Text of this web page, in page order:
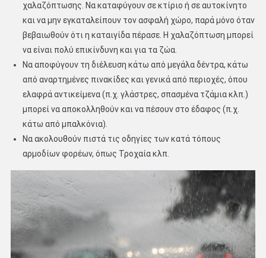
χαλαζόπτωσης. Να καταφύγουν σε κτίριο ή σε αυτοκίνητο
και να μην εγκαταλείπουν τον ασφαλή χώρο, παρά μόνο όταν
βεβαιωθούν ότι η καταιγίδα πέρασε. Η χαλαζόπτωση μπορεί
να είναι πολύ επικίνδυνη και για τα ζώα.
Να αποφύγουν τη διέλευση κάτω από μεγάλα δέντρα, κάτω
από αναρτημένες πινακίδες και γενικά από περιοχές, όπου
ελαφρά αντικείμενα (π.χ. γλάστρες, σπασμένα τζάμια κλπ.)
μπορεί να αποκολληθούν και να πέσουν στο έδαφος (π.χ.
κάτω από μπαλκόνια).
Να ακολουθούν πιστά τις οδηγίες των κατά τόπους
αρμοδίων φορέων, όπως Τροχαία κλπ.